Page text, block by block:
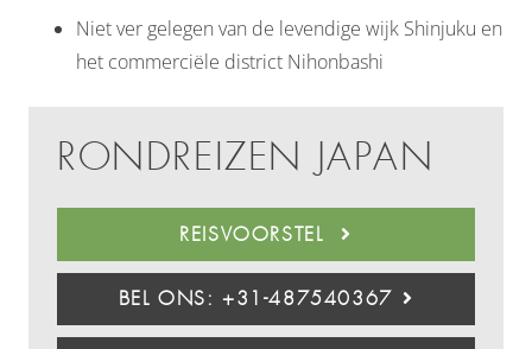
Niet ver gelegen van de levendige wijk Shinjuku en
het commerciële district Nihonbashi
RONDREIZEN JAPAN
REISVOORSTEL
BEL ONS: +31-487540367